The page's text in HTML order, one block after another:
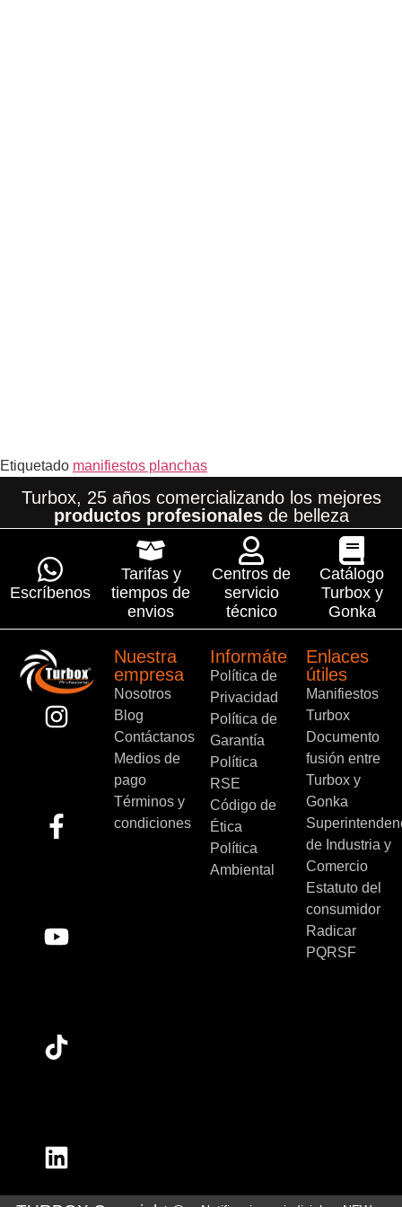
Etiquetado manifiestos planchas
Turbox, 25 años comercializando los mejores
productos profesionalesde belleza
Escríbenos
Tarifas y
tiempos de
envios
Centros de
servicio
técnico
Catálogo
Turbox y
Gonka
Nuestra
empresa
Nosotros
Blog
Contáctanos
Medios de
pago
Términos y
condiciones
Informáte
Política de
Privacidad
Política de
Garantía
Política
RSE
Código de
Ética
Política
Ambiental
Enlaces
útiles
Manifiestos
Turbox
Documento
fusión entre
Turbox y
Gonka
de Industria y
Comercio
Estatuto del
consumidor
Radicar
PQRSF